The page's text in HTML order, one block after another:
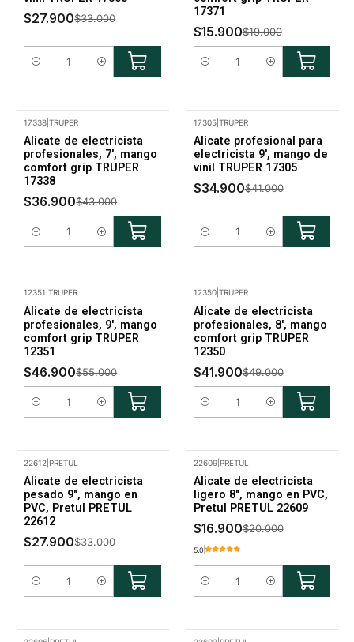
$27.900$33.000
Cantidad
17371
$15.900$19.000
Cantidad
17338 |TRUPER
Alicate de electricista
profesionales, 7', mango
comfort grip TRUPER
17338
$36.900$43.000
Cantidad
17305| TRUPER
Alicate profesional para
electricista 9', mango de
vinil TRUPER 17305
$34.900$41.000
Cantidad
12351 |TRUPER
Alicate de electricista
profesionales, 9', mango
comfort grip TRUPER
12351
$46.900$55.000
Cantidad
12350| TRUPER
Alicate de electricista
profesionales, 8', mango
comfort grip TRUPER
12350
$41.900$49.000
Cantidad
22612 PRETUL
Alicate de electricista
pesado 9", mango en
PVC, Pretul PRETUL
22612
$27.900$33.000
Cantidad
22609| PRETUL
Alicate de electricista
ligero 8", mango en PVC,
Pretul PRETUL 22609
$16.900$20.000
5.0
Cantidad